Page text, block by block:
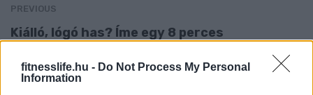
fitnesslife.hu - Do Not Process My Personal
Information
PREVIOUS
Kiálló, lógó has? Íme egy 8 perces
hasért